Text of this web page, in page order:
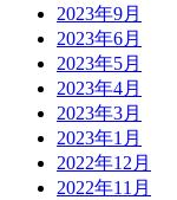
2023年9月
2023年6月
2023年5月
2023年4月
2023年3月
2023年1月
2022年12月
2022年11月